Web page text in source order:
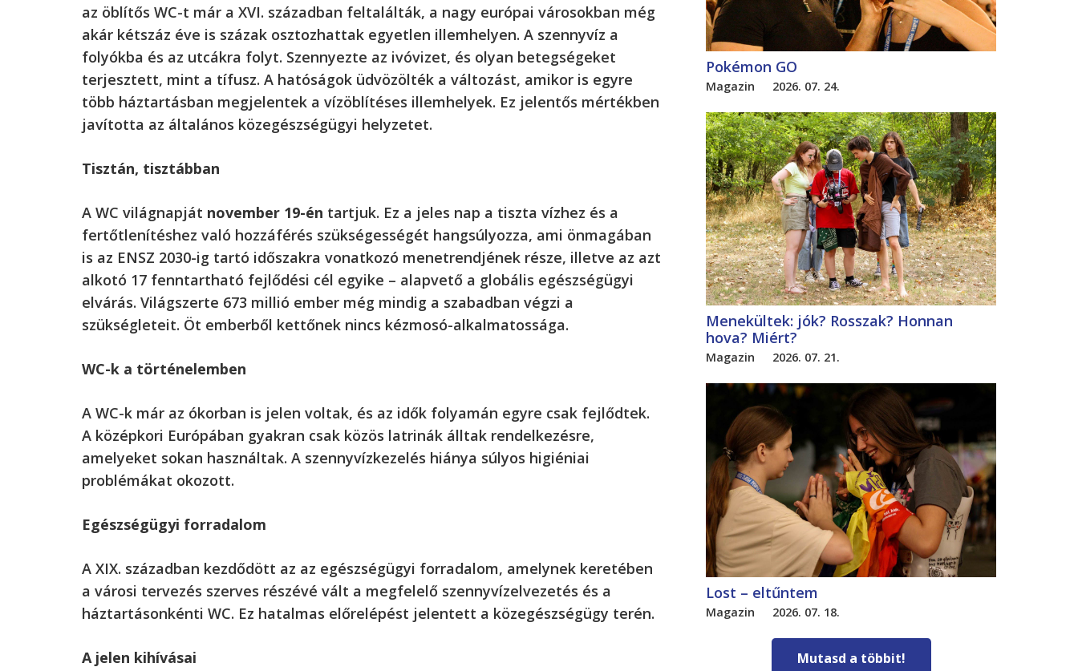
az öblítős WC-t már a XVI. században feltalálták, a nagy európai városokban még
akár kétszáz éve is százak osztozhattak egyetlen illemhelyen. A szennyvíz a
folyókba és az utcákra folyt. Szennyezte az ivóvizet, és olyan betegségeket
terjesztett, mint a tífusz. A hatóságok üdvözölték a változást, amikor is egyre
több háztartásban megjelentek a vízöblítéses illemhelyek. Ez jelentős mértékben
javította az általános közegészségügyi helyzetet.
Tisztán, tisztábban
A WC világnapját november 19-én tartjuk. Ez a jeles nap a tiszta vízhez és a
fertőtlenítéshez való hozzáférés szükségességét hangsúlyozza, ami önmagában
is az ENSZ 2030-ig tartó időszakra vonatkozó menetrendjének része, illetve az azt
alkotó 17 fenntartható fejlődési cél egyike – alapvető a globális egészségügyi
elvárás. Világszerte 673 millió ember még mindig a szabadban végzi a
szükségleteit. Öt emberből kettőnek nincs kézmosó-alkalmatossága.
WC-k a történelemben
A WC-k már az ókorban is jelen voltak, és az idők folyamán egyre csak fejlődtek.
A középkori Európában gyakran csak közös latrinák álltak rendelkezésre,
amelyeket sokan használtak. A szennyvízkezelés hiánya súlyos higiéniai
problémákat okozott.
Egészségügyi forradalom
A XIX. században kezdődött az az egészségügyi forradalom, amelynek keretében
a városi tervezés szerves részévé vált a megfelelő szennyvízelvezetés és a
háztartásonkénti WC. Ez hatalmas előrelépést jelentett a közegészségügy terén.
A jelen kihívásai
Pokémon GO
Magazin 2026. 07. 24.
Menekültek: jók? Rosszak? Honnan
hova? Miért?
Magazin 2026. 07. 21.
Lost – eltűntem
Magazin 2026. 07. 18.
Mutasd a többit!